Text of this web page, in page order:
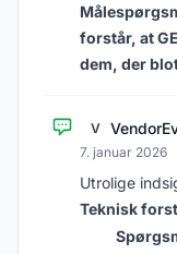
forstår, at
dem, der
V
7. januar 2026
Utrolige
Teknisk